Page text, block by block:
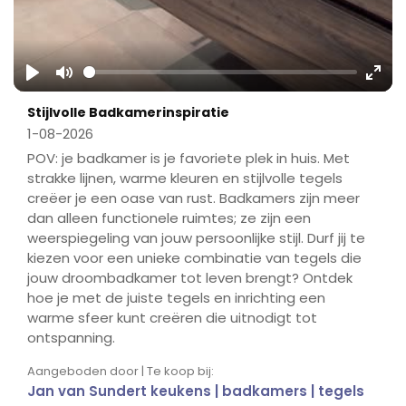
Play Mute
Stijlvolle Badkamerinspiratie
1-08-2026
POV: je badkamer is je favoriete plek in huis. Met
strakke lijnen, warme kleuren en stijlvolle tegels
creëer je een oase van rust. Badkamers zijn meer
dan alleen functionele ruimtes; ze zijn een
weerspiegeling van jouw persoonlijke stijl. Durf jij te
kiezen voor een unieke combinatie van tegels die
jouw droombadkamer tot leven brengt? Ontdek
hoe je met de juiste tegels en inrichting een
warme sfeer kunt creëren die uitnodigt tot
ontspanning.
Aangeboden door | Te koop bij:
Jan van Sundert keukens | badkamers | tegels